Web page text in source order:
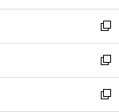
開
く
ウ
で
開
く
ン
ド
ウ
で
開
く
ウ
ィ
ン
ド
ウ
で
新
し
い
ウ
ィ
新
し
い
新